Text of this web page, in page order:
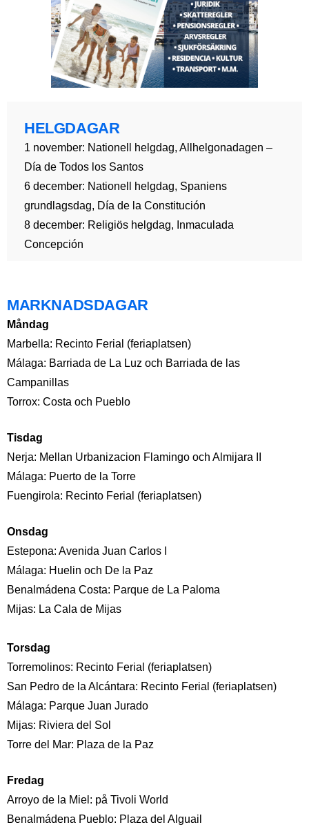
HELGDAGAR
1 november: Nationell helgdag, Allhelgonadagen –
Día de Todos los Santos
6 december: Nationell helgdag, Spaniens
grundlagsdag, Día de la Constitución
8 december: Religiös helgdag, Inmaculada
Concepción
MARKNADSDAGAR
Måndag
Marbella: Recinto Ferial (feriaplatsen)
Málaga: Barriada de La Luz och Barriada de las
Campanillas
Torrox: Costa och Pueblo
Tisdag
Nerja: Mellan Urbanizacion Flamingo och Almijara II
Málaga: Puerto de la Torre
Fuengirola: Recinto Ferial (feriaplatsen)
Onsdag
Estepona: Avenida Juan Carlos I
Málaga: Huelin och De la Paz
Benalmádena Costa: Parque de La Paloma
Mijas: La Cala de Mijas
Torsdag
Torremolinos: Recinto Ferial (feriaplatsen)
San Pedro de la Alcántara: Recinto Ferial (feriaplatsen)
Málaga: Parque Juan Jurado
Mijas: Riviera del Sol
Torre del Mar: Plaza de la Paz
Fredag
Arroyo de la Miel: på Tivoli World
Benalmádena Pueblo: Plaza del Alguail